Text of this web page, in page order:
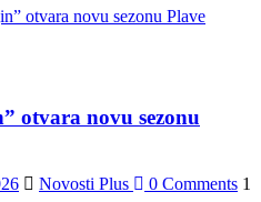
otvara novu sezonu
Novosti Plus 0 Comments 1